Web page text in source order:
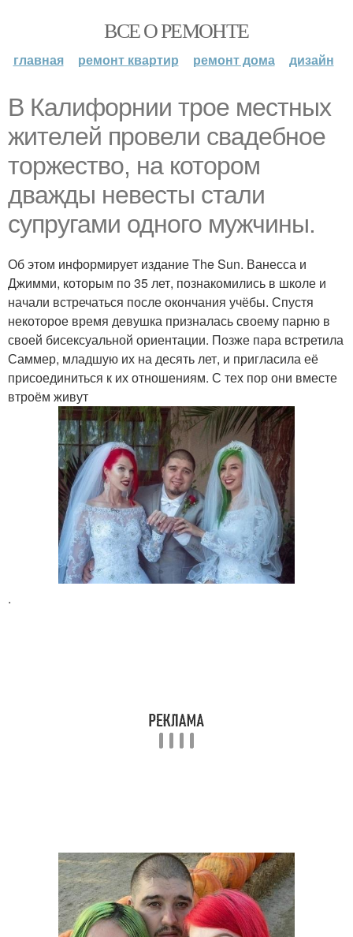
ВСЕ О РЕМОНТЕ
главная ремонт квартир ремонт дома дизайн
В Калифорнии трое местных
жителей провели свадебное
торжество, на котором
дважды невесты стали
супругами одного мужчины.
Об этом информирует издание The Sun. Ванесса и
Джимми, которым по 35 лет, познакомились в школе и
начали встречаться после окончания учёбы. Спустя
некоторое время девушка призналась своему парню в
своей бисексуальной ориентации. Позже пара встретила
Саммер, младшую их на десять лет, и пригласила её
присоединиться к их отношениям. С тех пор они вместе
втроём живут
.